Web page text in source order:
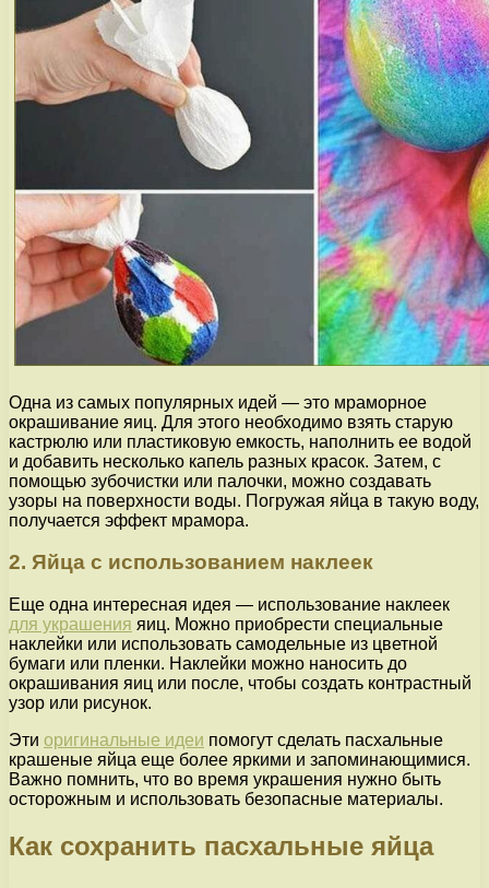
Одна из самых популярных идей — это мраморное
окрашивание яиц. Для этого необходимо взять старую
кастрюлю или пластиковую емкость, наполнить ее водой
и добавить несколько капель разных красок. Затем, с
помощью зубочистки или палочки, можно создавать
узоры на поверхности воды. Погружая яйца в такую воду,
получается эффект мрамора.
2. Яйца с использованием наклеек
Еще одна интересная идея — использование наклеек
для украшения яиц. Можно приобрести специальные
наклейки или использовать самодельные из цветной
бумаги или пленки. Наклейки можно наносить до
окрашивания яиц или после, чтобы создать контрастный
узор или рисунок.
Эти оригинальные идеи помогут сделать пасхальные
крашеные яйца еще более яркими и запоминающимися.
Важно помнить, что во время украшения нужно быть
осторожным и использовать безопасные материалы.
Как сохранить пасхальные яйца